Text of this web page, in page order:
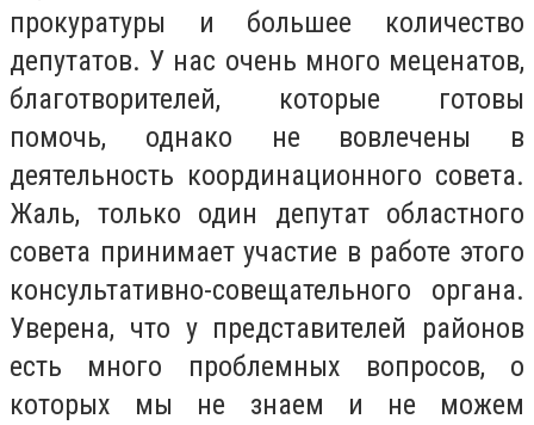
прокуратуры и большее количество
депутатов. У нас очень много меценатов,
благотворителей, которые готовы
помочь, однако не вовлечены в
деятельность координационного совета.
Жаль, только один депутат областного
совета принимает участие в работе этого
консультативно-совещательного органа.
Уверена, что у представителей районов
есть много проблемных вопросов, о
которых мы не знаем и не можем